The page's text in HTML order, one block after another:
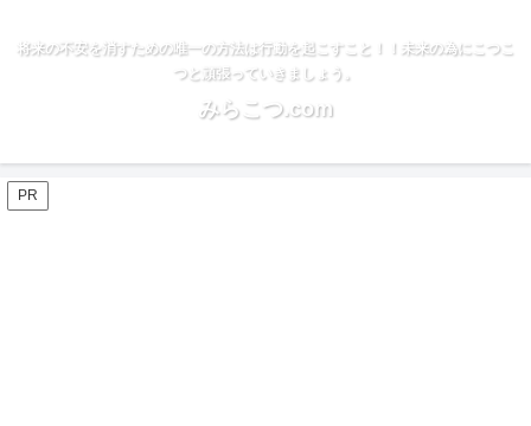
将来の不安を消すための唯一の方法は行動を起こすこと！！未来の為にこつこ
つと頑張っていきましょう。
みらこつ.com
PR